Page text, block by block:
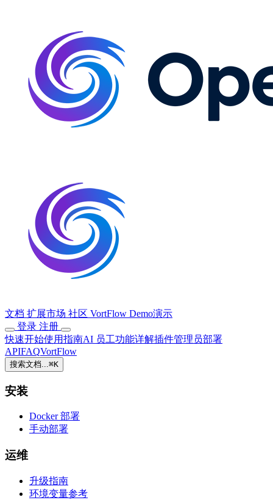
文档 扩展市场 社区 VortFlow Demo演示
登录 注册
快速开始使用指南AI 员工功能详解插件管理员部署
APIFAQVortFlow
搜索文档...⌘K
安装
Docker 部署
手动部署
运维
升级指南
环境变量参考